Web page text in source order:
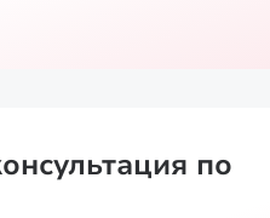
по